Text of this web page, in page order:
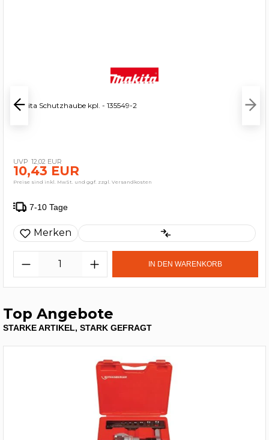
Makita Schutzhaube kpl. - 135549-2
12,02 EUR
10,43 EUR
Preise sind inkl. MwSt. und ggf. zzgl. Versandkosten
7-10 Tage
Merken
IN DEN WARENKORB
Top Angebote
STARKE ARTIKEL, STARK GEFRAGT